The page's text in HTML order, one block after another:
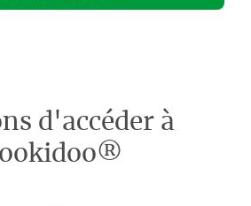
d'accéder à